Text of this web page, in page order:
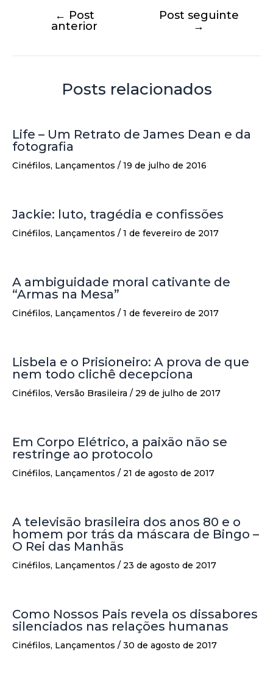
← Post
anterior
Post seguinte
→
Posts relacionados
Life – Um Retrato de James Dean e da
fotografia
Cinéfilos, Lançamentos / 19 de julho de 2016
Jackie: luto, tragédia e confissões
Cinéfilos, Lançamentos / 1 de fevereiro de 2017
A ambiguidade moral cativante de
“Armas na Mesa”
Cinéfilos, Lançamentos / 1 de fevereiro de 2017
Lisbela e o Prisioneiro: A prova de que
nem todo clichê decepciona
Cinéfilos, Versão Brasileira / 29 de julho de 2017
Em Corpo Elétrico, a paixão não se
restringe ao protocolo
Cinéfilos, Lançamentos / 21 de agosto de 2017
A televisão brasileira dos anos 80 e o
homem por trás da máscara de Bingo –
O Rei das Manhãs
Cinéfilos, Lançamentos / 23 de agosto de 2017
Como Nossos Pais revela os dissabores
silenciados nas relações humanas
Cinéfilos, Lançamentos / 30 de agosto de 2017